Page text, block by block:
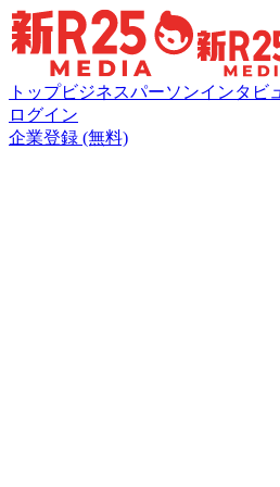
トップビジネスパーソンインタビ
ログイン
企業登録 (無料)